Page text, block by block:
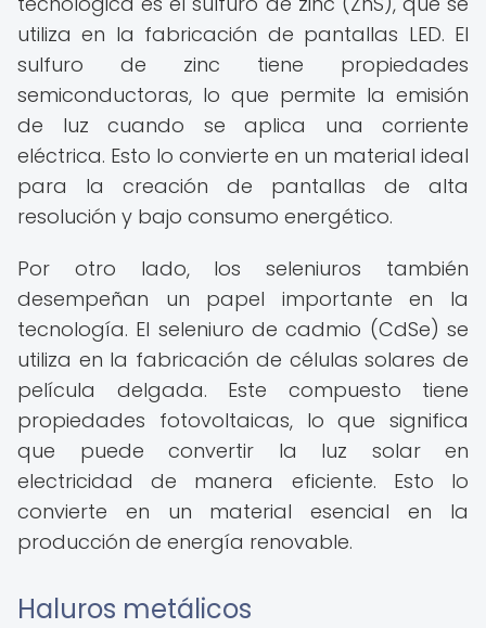
utiliza en la fabricación de pantallas LED. El
sulfuro de zinc tiene propiedades
semiconductoras, lo que permite la emisión
de luz cuando se aplica una corriente
eléctrica. Esto lo convierte en un material ideal
para la creación de pantallas de alta
resolución y bajo consumo energético.
Por otro lado, los seleniuros también
desempeñan un papel importante en la
tecnología. El seleniuro de cadmio (CdSe) se
utiliza en la fabricación de células solares de
película delgada. Este compuesto tiene
propiedades fotovoltaicas, lo que significa
que puede convertir la luz solar en
electricidad de manera eficiente. Esto lo
convierte en un material esencial en la
producción de energía renovable.
Haluros metálicos